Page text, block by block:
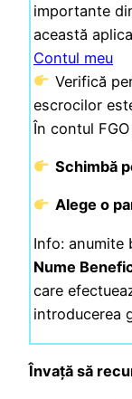
importante
această
Contul meu
Verifică
escrocilor
În contul
Schimbă
Alege o
Info: anumite
Nume
care
introducerea
Învață să